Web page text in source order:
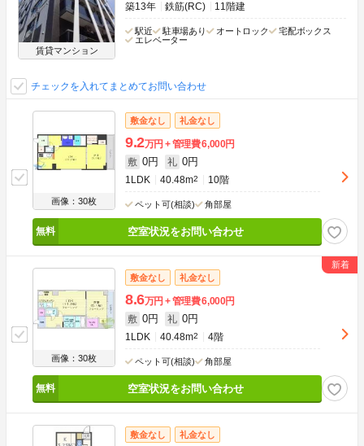
賃貸マンション
築13年
鉄筋(RC) 11階建
駅近 駐車場あり オートロック
宅配ボックス
エレベーター
チェックを入れてまとめてお問い合わせ
画像：30枚
敷金なし 礼金なし
9.2万円 管理費6,000円
敷 0円 礼 0円
1LDK 40.48m2 10階
ペット可(相談) 角部屋
空室状況をお問い合わせ
画像：30枚
敷金なし 礼金なし
8.6万円 管理費6,000円
敷 0円 礼 0円
1LDK 40.48m2 4階
ペット可(相談) 角部屋
空室状況をお問い合わせ
敷金なし 礼金なし